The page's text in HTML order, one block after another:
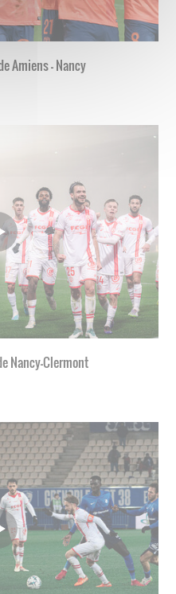
Amiens - Nancy
Nancy-Clermont